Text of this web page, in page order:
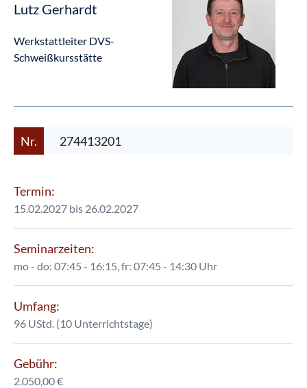
Nr. 274413201
Termin:
15.02.2027 bis 26.02.2027
Seminarzeiten:
mo - do: 07:45 - 16:15, fr: 07:45 - 14:30 Uhr
Umfang:
96 UStd. (10 Unterrichtstage)
Gebühr:
2.050,00 €
Lutz Gerhardt
Werkstattleiter DVS-
Schweißkursstätte